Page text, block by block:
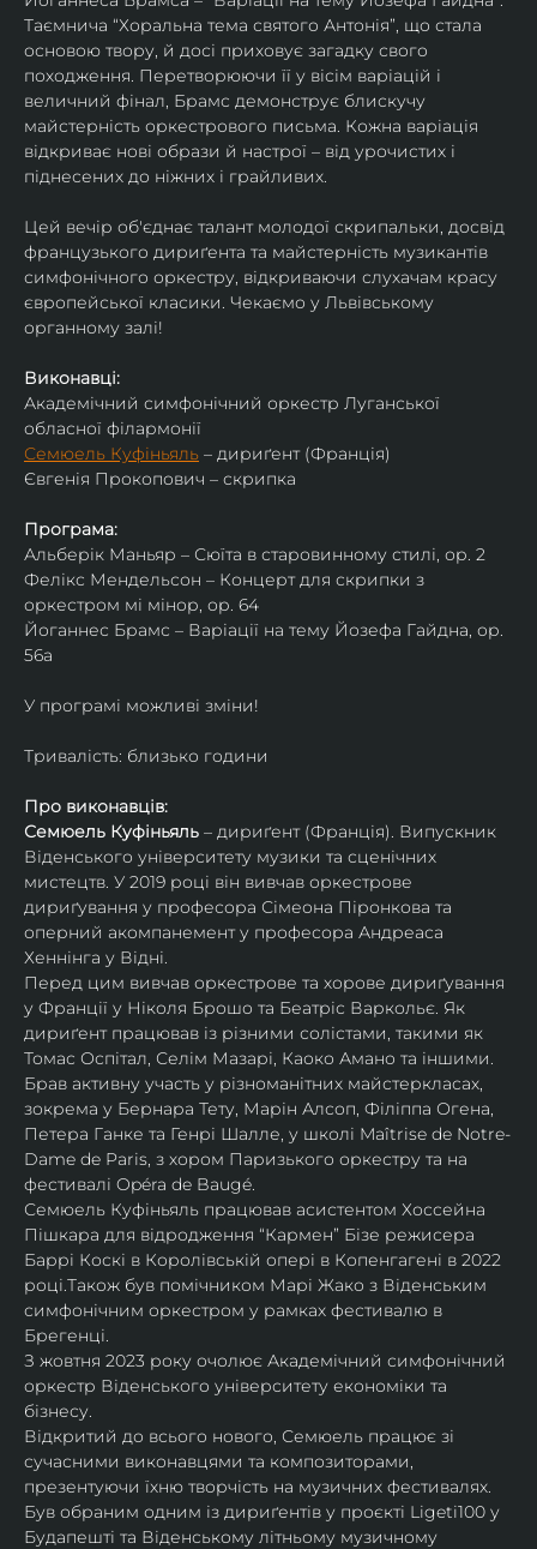
Таємнича “Хоральна тема святого Антонія”, що стала
основою твору, й досі приховує загадку свого
походження. Перетворюючи її у вісім варіацій і
величний фінал, Брамс демонструє блискучу
майстерність оркестрового письма. Кожна варіація
відкриває нові образи й настрої – від урочистих і
піднесених до ніжних і грайливих.
Цей вечір об'єднає талант молодої скрипальки, досвід
французького дириґента та майстерність музикантів
симфонічного оркестру, відкриваючи слухачам красу
європейської класики. Чекаємо у Львівському
органному залі!
Виконавці:
Академічний симфонічний оркестр Луганської
обласної філармонії
Семюель Куфіньяль – дириґент (Франція)
Євгенія Прокопович – скрипка
Програма:
Альберік Маньяр – Сюїта в старовинному стилі, ор. 2
Фелікс Мендельсон – Концерт для скрипки з
оркестром мі мінор, ор. 64
Йоганнес Брамс – Варіації на тему Йозефа Гайдна, ор.
56a
У програмі можливі зміни!
Тривалість: близько години
Про виконавців:
Семюель Куфіньяль – дириґент (Франція). Випускник
Віденського університету музики та сценічних
мистецтв. У 2019 році він вивчав оркестрове
дириґування у професора Сімеона Піронкова та
оперний акомпанемент у професора Андреаса
Хеннінга у Відні.
Перед цим вивчав оркестрове та хорове дириґування
у Франції у Ніколя Брошо та Беатріс Варкольє. Як
дириґент працював із різними солістами, такими як
Томас Оспітал, Селім Мазарі, Каоко Амано та іншими.
Брав активну участь у різноманітних майстеркласах,
зокрема у Бернара Тету, Марін Алсоп, Філіппа Огена,
Петера Ганке та Генрі Шалле, у школі Maîtrise de Notre-
Dame de Paris, з хором Паризького оркестру та на
фестивалі Opéra de Baugé.
Семюель Куфіньяль працював асистентом Хоссейна
Пішкара для відродження “Кармен” Бізе режисера
Баррі Коскі в Королівській опері в Копенгагені в 2022
році.Також був помічником Марі Жако з Віденським
симфонічним оркестром у рамках фестивалю в
Брегенці.
З жовтня 2023 року очолює Академічний симфонічний
оркестр Віденського університету економіки та
бізнесу.
Відкритий до всього нового, Семюель працює зі
сучасними виконавцями та композиторами,
презентуючи їхню творчість на музичних фестивалях.
Був обраним одним із дириґентів у проєкті Ligeti100 у
Будапешті та Віденському літньому музичному